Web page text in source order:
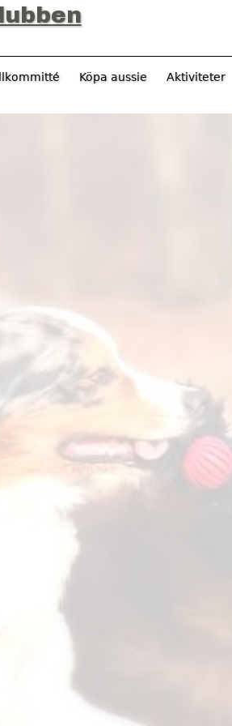
Köpa aussie Aktiviteter